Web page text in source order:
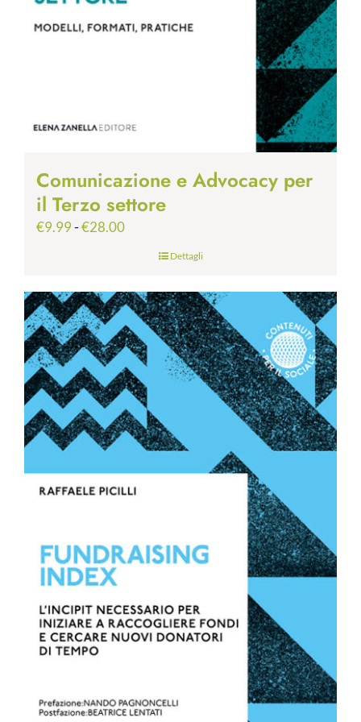
Comunicazione e Advocacy per
il Terzo settore
€9.99-€28.00Fascia
€9.99
a
€28.00
Dettagli